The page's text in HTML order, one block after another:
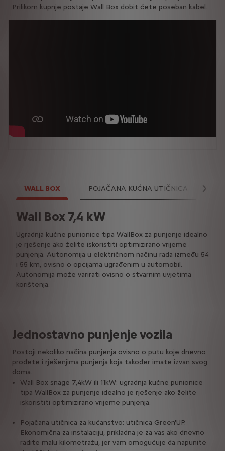
Prilikom kupnje postaje Wall Box dobit ćete poseban kabel.
Wall Box 7,4 kW
Ugradnja kućne punionice tipa WallBox za punjenje idealno
je rješenje ako želite iskoristiti optimizirano vrijeme
punjenja. Autonomija u električnom načinu rada između 54
i 55 km, ovisno o opcijama ugrađenim u automobil.
Autonomija može varirati ovisno o stvarnim uvjetima
korištenja.
Pojačana kućna utičnica 3,7 kw
4 sata punjenja za električni domet od 55 km. Autonomija
u električnom načinu rada između 54 i 55 km, ovisno o
opcijama ugrađenim u automobil. Autonomija može
varirati ovisno o stvarnim uvjetima korištenja.
Kućna utičnica
7 sat punjenja za električni domet od 55 km. Autonomija
u električnom načinu rada između 54 i 55 km, ovisno o
opcijama ugrađenim u automobil. Autonomija može
varirati ovisno o stvarnim uvjetima korištenja.
WALL BOX POJAČANA KUĆNA UTIČNICA
Jednostavno punjenje vozila
Postoji nekoliko načina punjenja ovisno o putu koje dnevno
prođete i rješenjima punjenja koja također imate izvan svog
doma.
Wall Box snage 7,4kW ili 11kW: ugradnja kućne punionice
tipa WallBox za punjenje idealno je rješenje ako želite
iskoristiti optimizirano vrijeme punjenja.
Pojačana utičnica za kućanstvo: utičnica Green'UP.
Ekonomična za instalaciju, prikladna je za vas ako dnevno
radite malu kilometražu, jer vam omogućuje da napunite